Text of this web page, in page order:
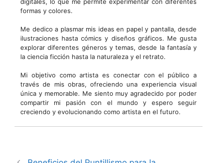
digitales, lo que me permite experimentar con diferentes
formas y colores.
Me dedico a plasmar mis ideas en papel y pantalla, desde
ilustraciones hasta cómics y diseños gráficos. Me gusta
explorar diferentes géneros y temas, desde la fantasía y
la ciencia ficción hasta la naturaleza y el retrato.
Mi objetivo como artista es conectar con el público a
través de mis obras, ofreciendo una experiencia visual
única y memorable. Me siento muy agradecido por poder
compartir mi pasión con el mundo y espero seguir
creciendo y evolucionando como artista en el futuro.